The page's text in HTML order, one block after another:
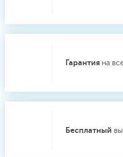
Гарантия на
Бесплатный